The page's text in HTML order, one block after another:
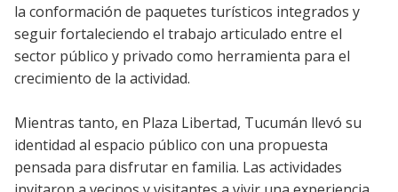
la conformación de paquetes turísticos integrados y
seguir fortaleciendo el trabajo articulado entre el
sector público y privado como herramienta para el
crecimiento de la actividad.
Mientras tanto, en Plaza Libertad, Tucumán llevó su
identidad al espacio público con una propuesta
pensada para disfrutar en familia. Las actividades